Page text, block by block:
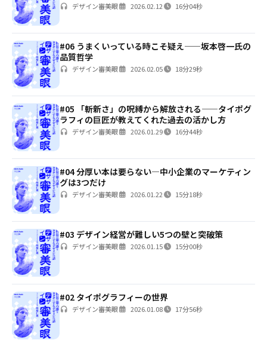
デザイン審美眼 2026.02.12 16分04秒
#06 うまくいっている時こそ疑え——坂本啓一氏の
品質哲学
デザイン審美眼 2026.02.05 18分29秒
#05 「斬新さ」の呪縛から解放される——タイポグ
ラフィの巨匠が教えてくれた過去の活かし方
デザイン審美眼 2026.01.29 16分44秒
#04 分厚い本は要らない—中小企業のマーケティン
グは3つだけ
デザイン審美眼 2026.01.22 15分18秒
#03 デザイン経営が難しい5つの壁と突破策
デザイン審美眼 2026.01.15 15分00秒
#02 タイポグラフィーの世界
デザイン審美眼 2026.01.08 17分56秒